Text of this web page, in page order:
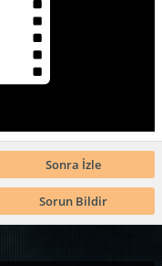
Sonra İzle
Sorun Bildir